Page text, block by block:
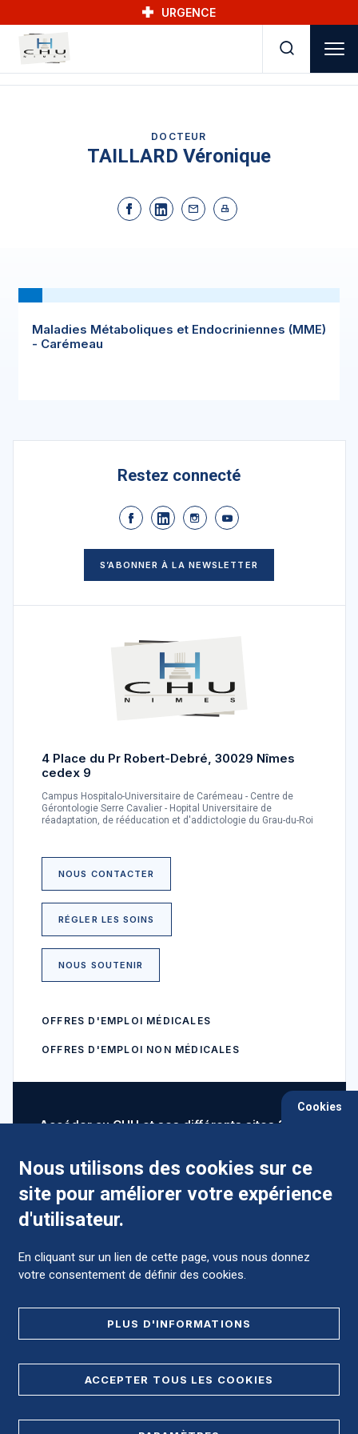
URGENCE
DOCTEUR
TAILLARD Véronique
Maladies Métaboliques et Endocriniennes (MME)
- Carémeau
Restez connecté
S’ABONNER À LA NEWSLETTER
4 Place du Pr Robert-Debré, 30029 Nîmes
cedex 9
Campus Hospitalo-Universitaire de Carémeau - Centre de
Gérontologie Serre Cavalier - Hopital Universitaire de
réadaptation, de rééducation et d'addictologie du Grau-du-Roi
NOUS CONTACTER
RÉGLER LES SOINS
NOUS SOUTENIR
OFFRES D'EMPLOI MÉDICALES
OFFRES D'EMPLOI NON MÉDICALES
Accéder au CHU et ses différents sites ?
Comment préparer mon hospitalisation ?
Cookies
Nous utilisons des cookies sur ce
site pour améliorer votre expérience
d'utilisateur.
En cliquant sur un lien de cette page, vous nous donnez
votre consentement de définir des cookies.
PLUS D'INFORMATIONS
ACCEPTER TOUS LES COOKIES